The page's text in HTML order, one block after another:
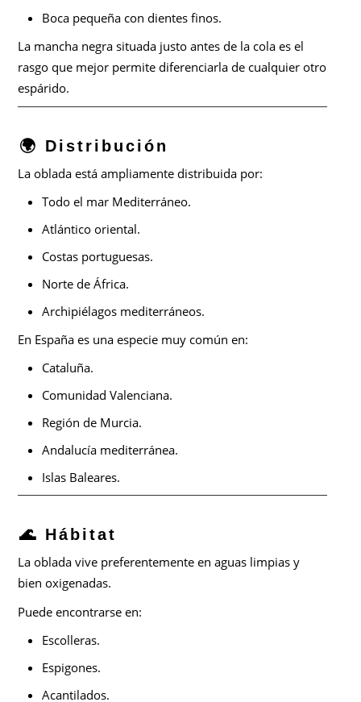
Boca pequeña con dientes finos.
La mancha negra situada justo antes de la cola es el
rasgo que mejor permite diferenciarla de cualquier otro
espárido.
🌍 Distribución
La oblada está ampliamente distribuida por:
Todo el mar Mediterráneo.
Atlántico oriental.
Costas portuguesas.
Norte de África.
Archipiélagos mediterráneos.
En España es una especie muy común en:
Cataluña.
Comunidad Valenciana.
Región de Murcia.
Andalucía mediterránea.
Islas Baleares.
🌊 Hábitat
La oblada vive preferentemente en aguas limpias y
bien oxigenadas.
Puede encontrarse en:
Escolleras.
Espigones.
Acantilados.